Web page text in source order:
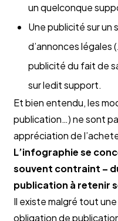
un quelconque
Une publicité sur un
d’annonces légales
publicité du fait de
sur ledit support.
Et bien entendu, les
publication…) ne sont
appréciation de
L’infographie se
souvent contraint –
publication à retenir
Il existe malgré tout
obligation de